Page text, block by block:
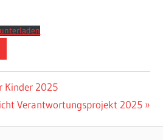
Kinder 2025
Verantwortungsprojekt 2025